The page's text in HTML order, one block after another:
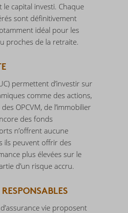
le capital investi. Chaque
sont définitivement
idéal pour les
proches de la retraite.
permettent d’investir sur
comme des actions,
OPCVM, de l’immobilier
des fonds
n’offrent aucune
ils peuvent offrir des
plus élevées sur le
d’un risque accru.
vie proposent